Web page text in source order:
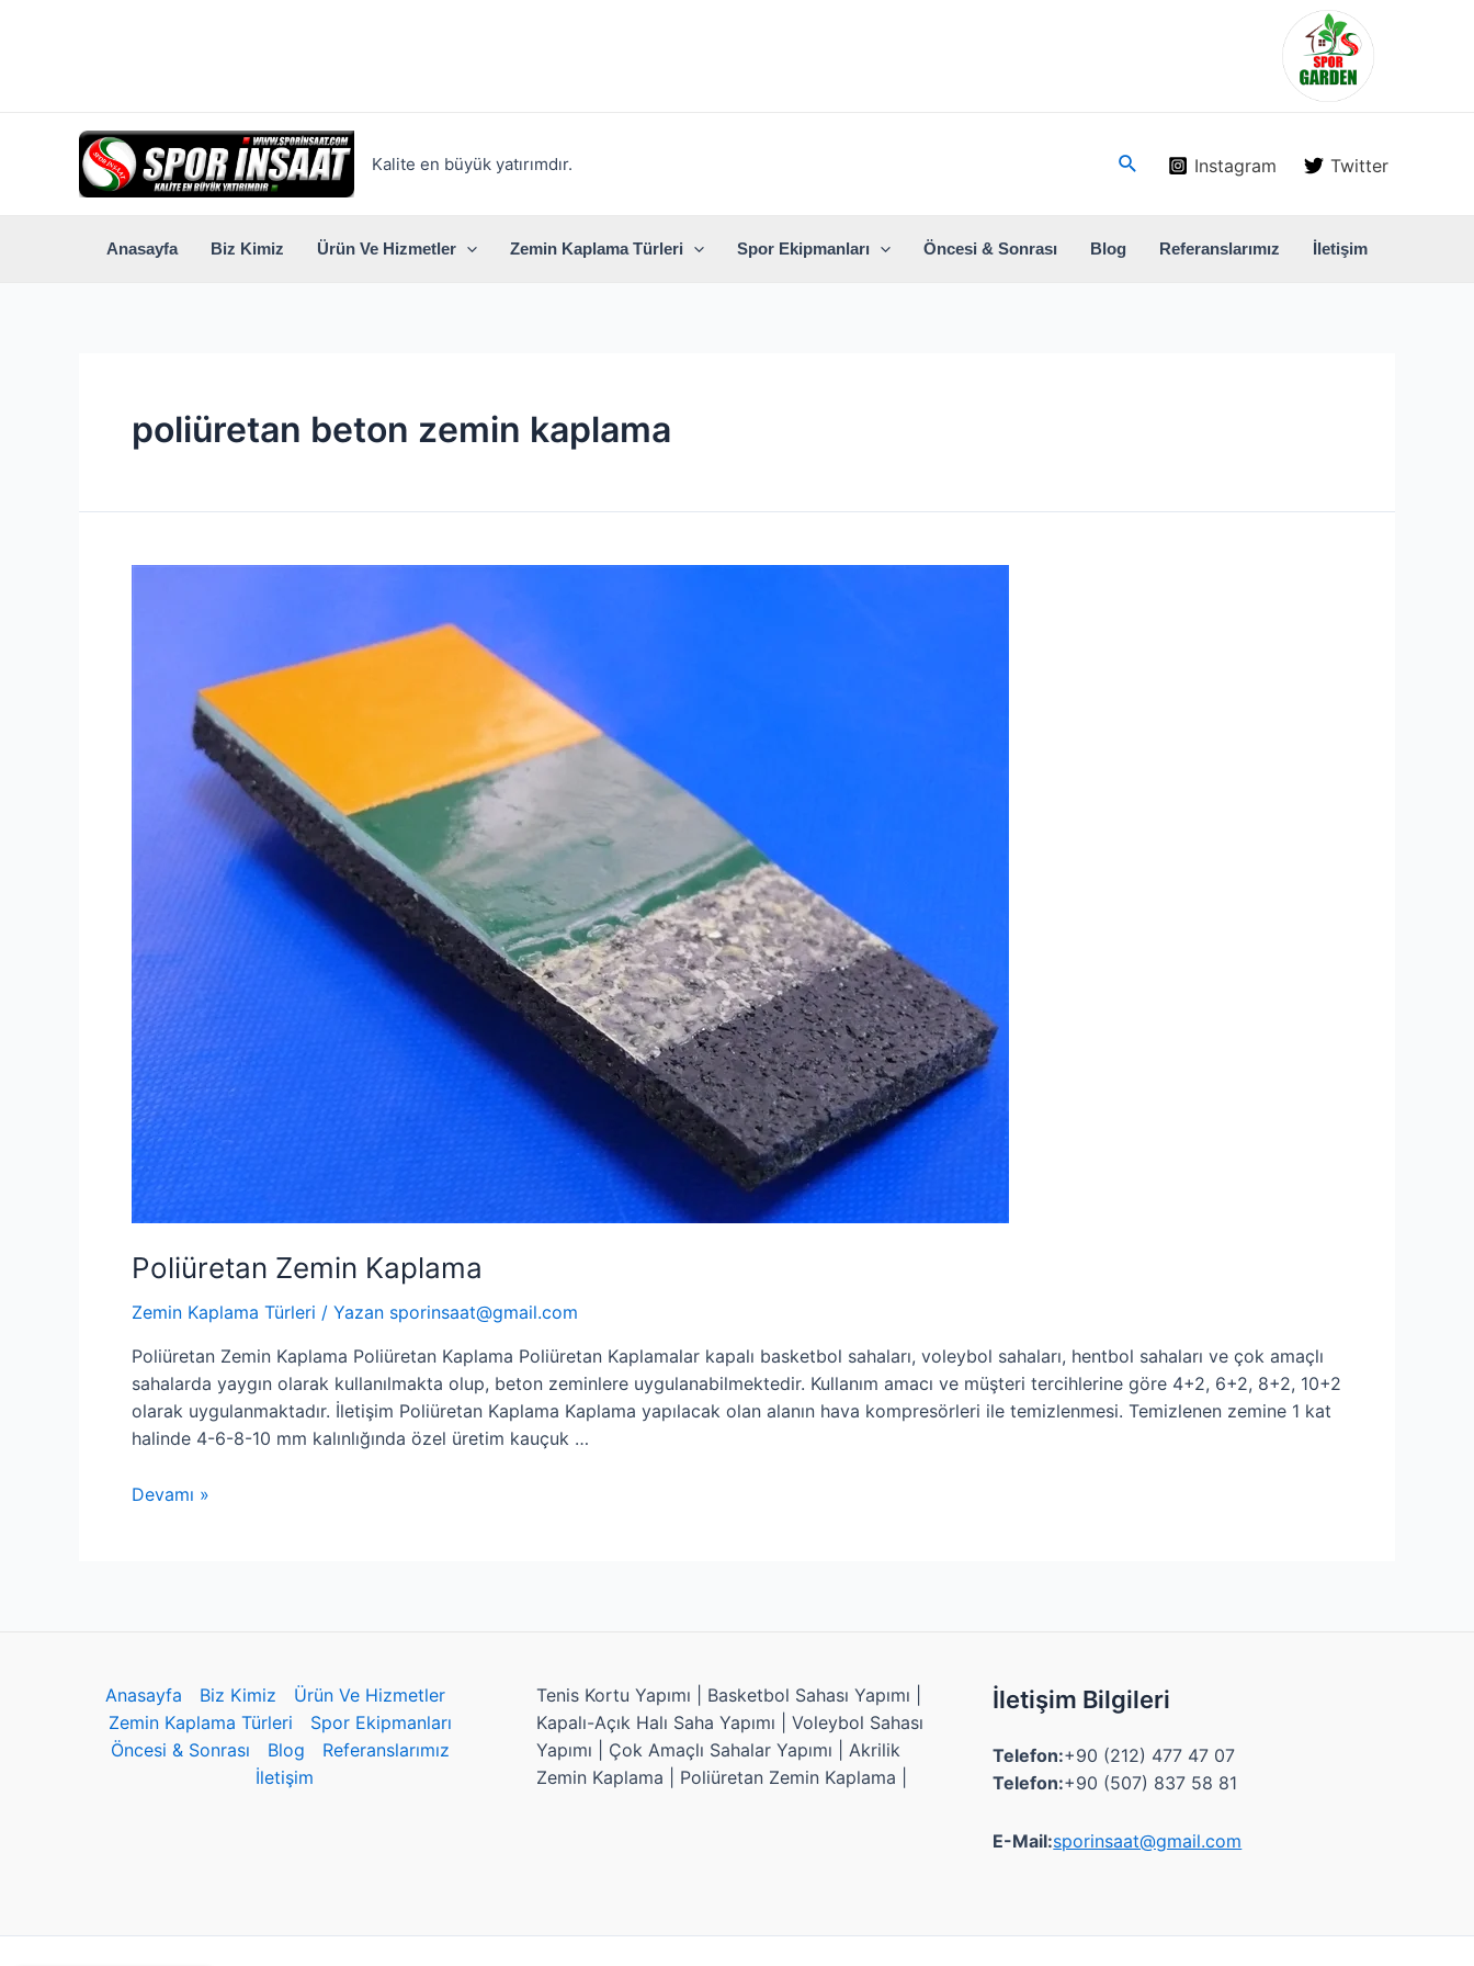
Kalite en büyük yatırımdır. Arama Instagram Twitter
Anasayfa Biz Kimiz Ürün Ve Hizmetler Zemin Kaplama Türleri Spor Ekipmanları Öncesi & Sonrası Blog Referanslarımız İletişim
poliüretan beton zemin kaplama
Poliüretan Zemin Kaplama
Zemin Kaplama Türleri / Yazan sporinsaat@gmail.com
Poliüretan Zemin Kaplama Poliüretan Kaplama Poliüretan Kaplamalar kapalı basketbol sahaları, voleybol sahaları, hentbol sahaları ve çok amaçlı
sahalarda yaygın olarak kullanılmakta olup, beton zeminlere uygulanabilmektedir. Kullanım amacı ve müşteri tercihlerine göre 4+2, 6+2, 8+2, 10+2
olarak uygulanmaktadır. İletişim Poliüretan Kaplama Kaplama yapılacak olan alanın hava kompresörleri ile temizlenmesi. Temizlenen zemine 1 kat
halinde 4-6-8-10 mm kalınlığında özel üretim kauçuk …
Devamı »
Anasayfa Biz Kimiz
Ürün Ve Hizmetler
Zemin Kaplama Türleri
Spor Ekipmanları
Öncesi & Sonrası
Blog
Referanslarımız
İletişim
Tenis Kortu Yapımı | Basketbol Sahası Yapımı |
Kapalı-Açık Halı Saha Yapımı | Voleybol Sahası
Yapımı | Çok Amaçlı Sahalar Yapımı | Akrilik
Zemin Kaplama | Poliüretan Zemin Kaplama |
İletişim Bilgileri
Telefon:+90 (212) 477 47 07
Telefon:+90 (507) 837 58 81
E-Mail:sporinsaat@gmail.com